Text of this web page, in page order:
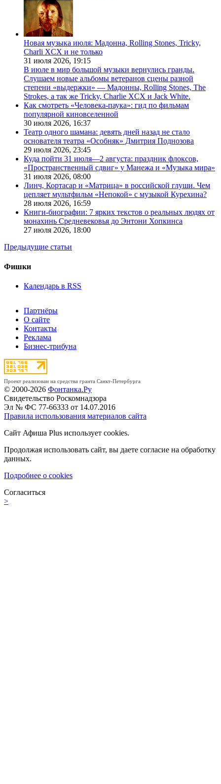
Новая музыка июля: Мадонна, Rolling Stones, Tricky,
Charli XCX и не только
31 июля 2026, 19:15
В июле в мир большой музыки вернулись гранды.
Слушаем новые альбомы ветеранов сцены разной
степени «выдержки» — Мадонны, Rolling Stones, The
Strokes, а так же Tricky, Charlie XCX и Jack White.
Как смотреть «Человека-паука»: гид по фильмам
популярной киновселенной
30 июля 2026, 16:37
Театр одного шамана: девять дней назад не стало
основателя театра «Особняк» Дмитрия Поднозова
29 июля 2026, 23:45
Куда пойти 31 июля—2 августа: праздник флоксов,
«Пространственный сдвиг» у Манежа и «Музыка мира»
31 июля 2026, 08:00
Линч, Кортасар и «Матрица» в российской глуши. Чем
цепляет мультфильм «Непокой» с музыкой Курехина?
28 июля 2026, 16:59
Книги-биографии: 7 ярких текстов о реальных людях от
монахинь Средневековья до Энтони Хопкинса
27 июля 2026, 18:00
Предыдущие статьи
Фишки
Календарь в RSS
Партнёры
О сайте
Контакты
Реклама
Бизнес-трибуна
Проект реализован на средства гранта Санкт-Петербурга
© 2000-2026 Фонтанка.Ру
Свидетельство Роскомнадзора
Эл № ФС 77-66333 от 14.07.2016
Правила использования материалов сайта
Сайт Афиша Plus использует cookies.
Продолжая использовать сайт, вы даете согласие на обработку
данных.
Подробнее о cookies
Согласиться
>